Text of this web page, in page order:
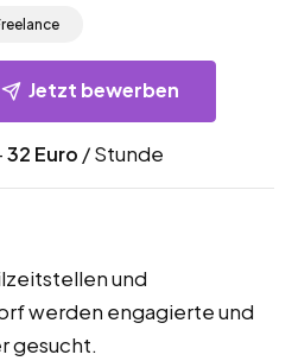
Jetzt bewerben
32 Euro / Stunde
und
werden engagierte und
gesucht.